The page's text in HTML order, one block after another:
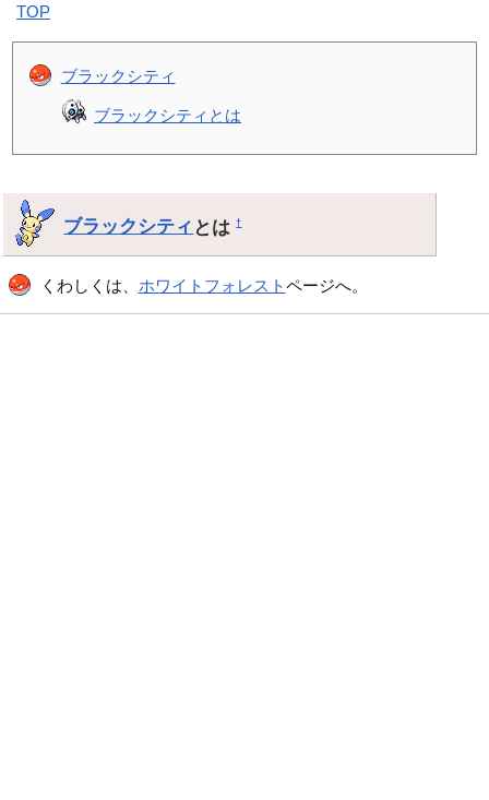
TOP
ブラックシティ
ブラックシティとは
ブラックシティ とは†
くわしくは、 ホワイトフォレストページへ。